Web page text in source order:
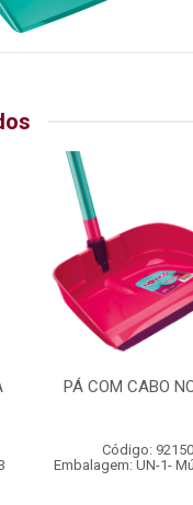
PÁ COM CABO
Código: 92150
Embalagem: UN-1-